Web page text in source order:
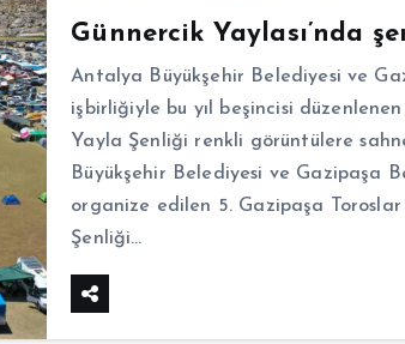
Günnercik Yaylası’nda
Antalya Büyükşehir Belediyesi ve
işbirliğiyle bu yıl beşincisi
Yayla Şenliği renkli görüntülere
Büyükşehir Belediyesi ve Gazipaşa
organize edilen 5. Gazipaşa
Şenliği…